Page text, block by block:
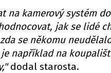
na kamerový systém
jak se lidé
se někomu
například na
dodal starosta.